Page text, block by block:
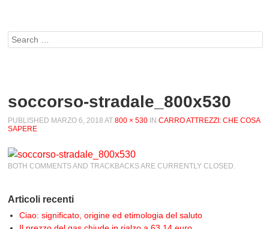
Search
soccorso-stradale_800x530
PUBLISHED MARZO 6, 2018 AT800 × 530 INCARRO ATTREZZI: CHE COSA
SAPERE
BOTH COMMENTS AND TRACKBACKS ARE CURRENTLY CLOSED.
Articoli recenti
Ciao: significato, origine ed etimologia del saluto